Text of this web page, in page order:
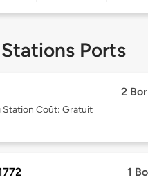
Ports
2
Station Coût: Gratuit
1